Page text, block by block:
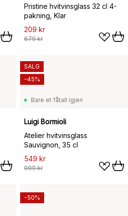
Pristine hvitvinsglass 32 cl 4-
pakning, Klar
209 kr
679 kr
Bare et fåtall igjen
Luigi Bormioli
Atelier hvitvinsglass
Sauvignon, 35 cl
549 kr
999 kr
SALG
-45%
-50%